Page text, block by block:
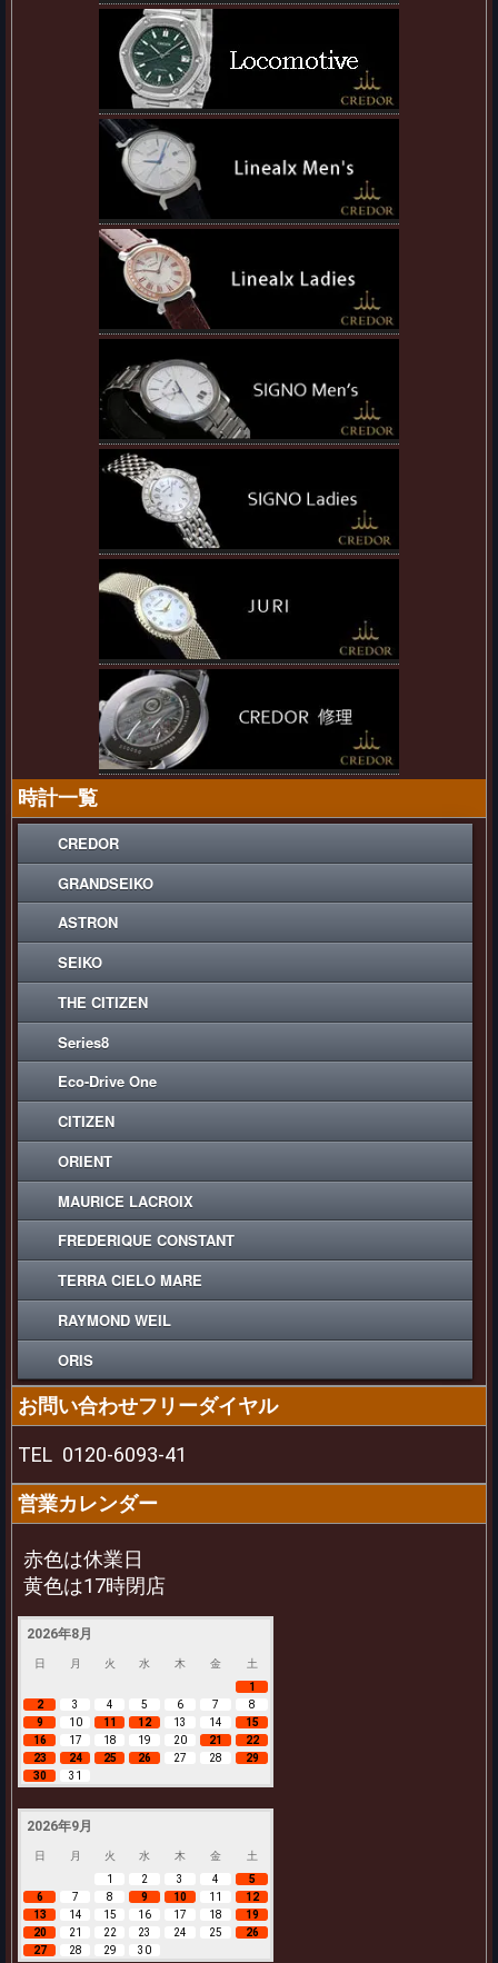
時計一覧
CREDOR
GRANDSEIKO
ASTRON
SEIKO
THE CITIZEN
Series8
Eco-Drive One
CITIZEN
ORIENT
MAURICE LACROIX
FREDERIQUE CONSTANT
TERRA CIELO MARE
RAYMOND WEIL
ORIS
お問い合わせフリーダイヤル
TEL 0120-6093-41
営業カレンダー
赤色は休業日
黄色は17時閉店
2026年8月
日 月 火 水 木 金
土
1
2
3 4 5 6 7
8
9
10 11 12 13 14
15
16
17 18 19 20 21
22
23
24 25 26 27 28
29
30
31
2026年9月
日 月 火 水 木 金
土
1
2 3 4
5
6
7 8 9 10 11
12
13
14 15 16 17 18
19
20
21 22 23 24 25
26
27
28 29 30